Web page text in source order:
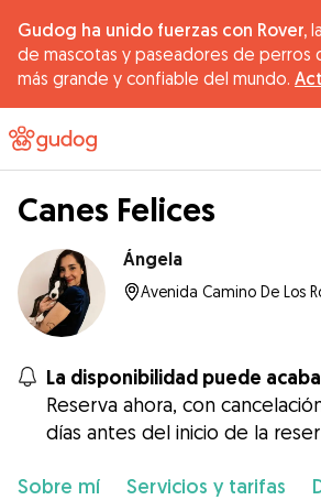
Gudog ha unido fuerzas con Rover,
de mascotas y paseadores de perros
más grande y confiable del mundo.
Canes Felices
Ángela
La disponibilidad puede
Reserva ahora, con
días antes del inicio de la
Sobre mí Servicios y tarifas